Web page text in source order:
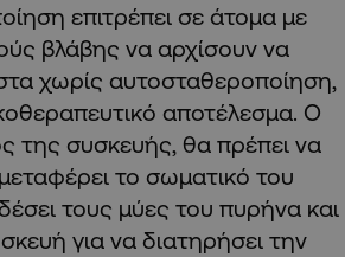
επιτρέπει σε άτομα με
βλάβης να αρχίσουν να
χωρίς αυτοσταθεροποίηση,
αποτέλεσμα. Ο
της συσκευής, θα πρέπει να
το σωματικό του
τους μύες του πυρήνα και
για να διατηρήσει την